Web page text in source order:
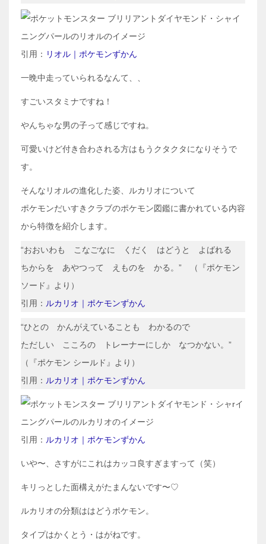
引用： リオル｜ポケモンずかん
一晩中走っていられるなんて、、
すごいスタミナですね！
やんちゃな男の子って感じですね。
可愛いけど付き合わされる方はもうクタクタになりそうで
す。
そんなリオルの進化した姿、ルカリオについて
ポケモンだいすきクラブのポケモン図鑑に書かれている内容
から特徴を紹介します。
“おおいわも こなごなに くだく はどうと よばれる
ちからを あやつって えものを かる。” （『ポケモン
ソード』より）
引用： ルカリオ｜ポケモンずかん
“ひとの かんがえていることも わかるので
ただしい こころの トレーナーにしか なつかない。”
（『ポケモン シールド』より）
引用： ルカリオ｜ポケモンずかん
引用： ルカリオ｜ポケモンずかん
いや〜、さすがにこれはカッコ良すぎますって（笑）
キリっとした面構えがたまんないです〜♡
ルカリオの分類ははどうポケモン。
タイプはかくとう・はがねです。